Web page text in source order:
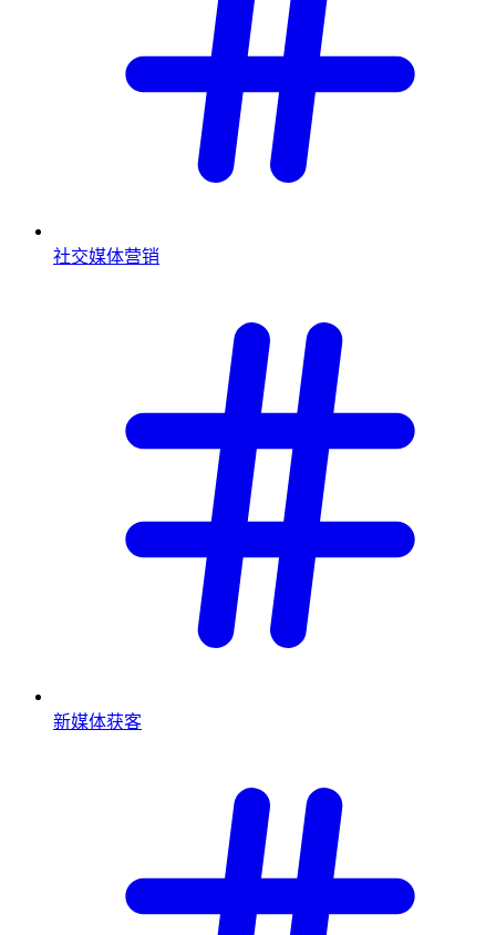
社交媒体营销
新媒体获客